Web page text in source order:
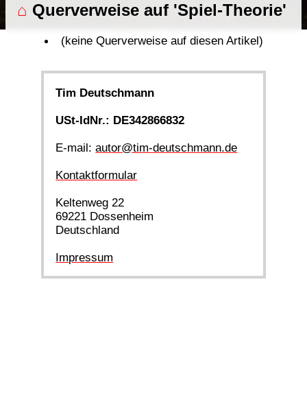
⌂ Querverweise auf 'Spiel-Theorie'
(keine Querverweise auf diesen Artikel)
Tim Deutschmann
USt-IdNr.: DE342866832
E-mail:autor@tim-deutschmann.de
Kontaktformular
Keltenweg 22
69221 Dossenheim
Deutschland
Impressum